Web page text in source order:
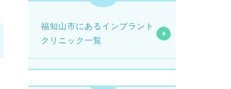
福知山市にあるインプラント
クリニック一覧